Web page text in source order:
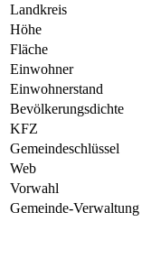
Landkreis
Höhe
Fläche
Einwohner
Einwohnerstand
Bevölkerungsdichte
KFZ
Gemeindeschlüssel
Web
Vorwahl
Gemeinde-Verwaltung